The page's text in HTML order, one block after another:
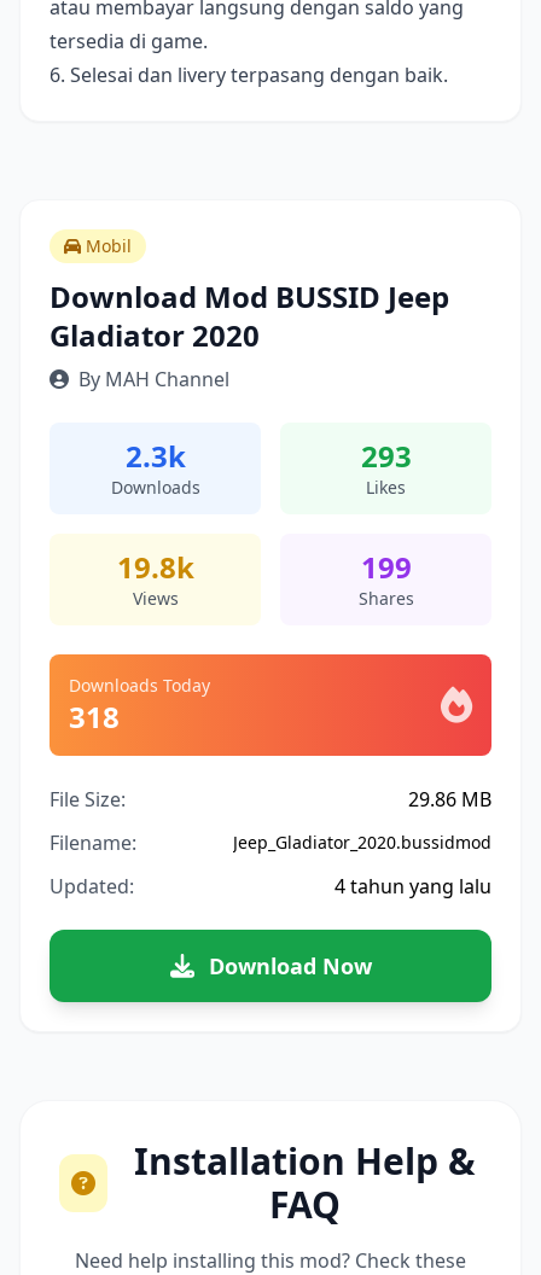
atau membayar langsung dengan saldo yang
tersedia di game.
6. Selesai dan livery terpasang dengan baik.
Mobil
Download Mod BUSSID Jeep
Gladiator 2020
By MAH Channel
2.3k
Downloads
293
Likes
19.8k
Views
199
Shares
Downloads Today
318
File Size:
29.86 MB
Filename:
Jeep_Gladiator_2020.bussidmod
Updated: 4 tahun yang lalu
Download Now
Installation Help &
FAQ
Need help installing this mod? Check these